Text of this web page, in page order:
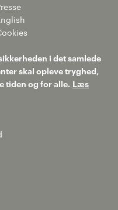
i det samlede
skal opleve tryghed,
tiden og for alle. Læs